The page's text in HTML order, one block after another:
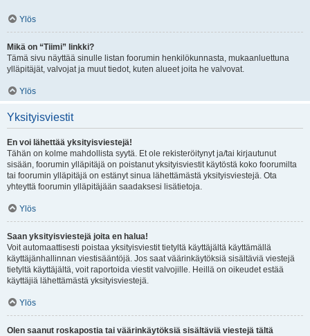
Ylös
Mikä on “Tiimi” linkki?
Tämä sivu näyttää sinulle listan foorumin henkilökunnasta, mukaanluettuna
ylläpitäjät, valvojat ja muut tiedot, kuten alueet joita he valvovat.
Ylös
Yksityisviestit
En voi lähettää yksityisviestejä!
Tähän on kolme mahdollista syytä. Et ole rekisteröitynyt ja/tai kirjautunut
sisään, foorumin ylläpitäjä on poistanut yksityisviestit käytöstä koko foorumilta
tai foorumin ylläpitäjä on estänyt sinua lähettämästä yksityisviestejä. Ota
yhteyttä foorumin ylläpitäjään saadaksesi lisätietoja.
Ylös
Saan yksityisviestejä joita en halua!
Voit automaattisesti poistaa yksityisviestit tietyltä käyttäjältä käyttämällä
käyttäjänhallinnan viestisääntöjä. Jos saat väärinkäytöksiä sisältäviä viestejä
tietyltä käyttäjältä, voit raportoida viestit valvojille. Heillä on oikeudet estää
käyttäjiä lähettämästä yksityisviestejä.
Ylös
Olen saanut roskapostia tai väärinkäytöksiä sisältäviä viestejä tältä